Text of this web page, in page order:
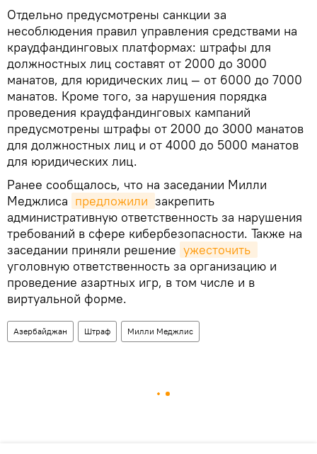
Отдельно предусмотрены санкции за
несоблюдения правил управления средствами на
краудфандинговых платформах: штрафы для
должностных лиц составят от 2000 до 3000
манатов, для юридических лиц — от 6000 до 7000
манатов. Кроме того, за нарушения порядка
проведения краудфандинговых кампаний
предусмотрены штрафы от 2000 до 3000 манатов
для должностных лиц и от 4000 до 5000 манатов
для юридических лиц.
Ранее сообщалось, что на заседании Милли
Меджлиса предложили закрепить
административную ответственность за нарушения
требований в сфере кибербезопасности. Также на
заседании приняли решение
уголовную ответственность за организацию и
проведение азартных игр, в том числе и в
виртуальной форме.
Азербайджан Штраф Милли Меджлис